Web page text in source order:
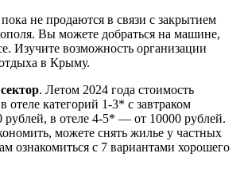
не продаются в связи с закрытием
Вы можете добраться на машине,
Изучите возможность организации
в Крыму.
. Летом 2024 года стоимость
отеле категорий 1-3* с завтраком
рублей, в отеле 4-5* — от 10000 рублей.
можете снять жилье у частных
ознакомиться с 7 вариантами хорошего